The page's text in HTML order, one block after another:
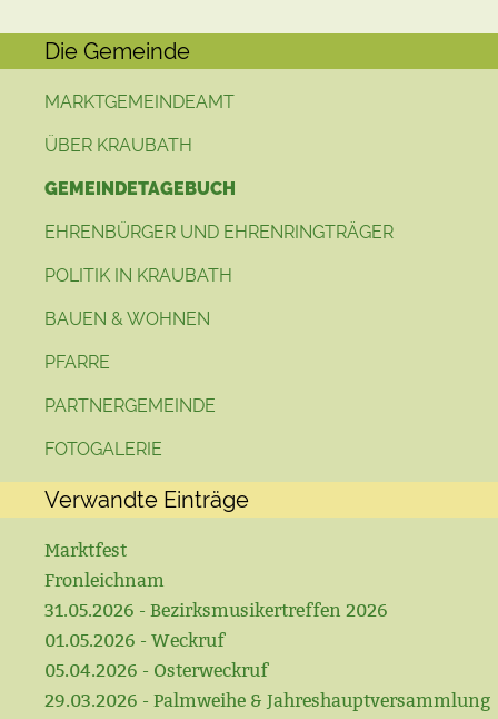
Die Gemeinde
MARKTGEMEINDEAMT
ÜBER KRAUBATH
GEMEINDETAGEBUCH
EHRENBÜRGER UND EHRENRINGTRÄGER
POLITIK IN KRAUBATH
BAUEN & WOHNEN
PFARRE
PARTNERGEMEINDE
FOTOGALERIE
Verwandte Einträge
Marktfest
Fronleichnam
31.05.2026 - Bezirksmusikertreffen 2026
01.05.2026 - Weckruf
05.04.2026 - Osterweckruf
29.03.2026 - Palmweihe & Jahreshauptversammlung